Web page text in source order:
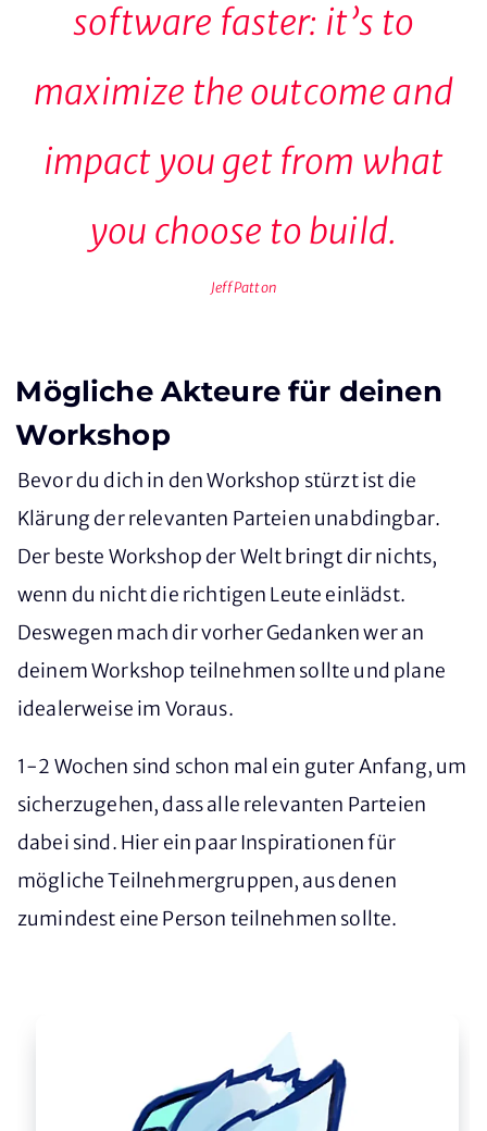
software faster: it’s to
maximize the outcome and
impact you get from what
you choose to build.
Jeff Patton
Mögliche Akteure für deinen
Workshop
Bevor du dich in den Workshop stürzt ist die
Klärung der relevanten Parteien unabdingbar.
Der beste Workshop der Welt bringt dir nichts,
wenn du nicht die richtigen Leute einlädst.
Deswegen mach dir vorher Gedanken wer an
deinem Workshop teilnehmen sollte und plane
idealerweise im Voraus.
1-2 Wochen sind schon mal ein guter Anfang, um
sicherzugehen, dass alle relevanten Parteien
dabei sind. Hier ein paar Inspirationen für
mögliche Teilnehmergruppen, aus denen
zumindest eine Person teilnehmen sollte.